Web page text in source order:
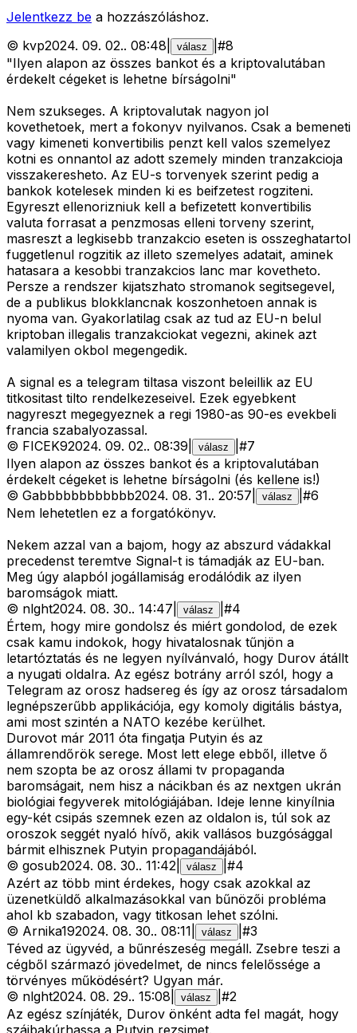
Jelentkezz be a hozzászóláshoz.
© kvp2024. 09. 02.. 08:48 válasz #8
"Ilyen alapon az összes bankot és a kriptovalutában
érdekelt cégeket is lehetne bírságolni"
Nem szukseges. A kriptovalutak nagyon jol
kovethetoek, mert a fokonyv nyilvanos. Csak a bemeneti
vagy kimeneti konvertibilis penzt kell valos szemelyez
kotni es onnantol az adott szemely minden tranzakcioja
visszakeresheto. Az EU-s torvenyek szerint pedig a
bankok kotelesek minden ki es beifzetest rogziteni.
Egyreszt ellenorizniuk kell a befizetett konvertibilis
valuta forrasat a penzmosas elleni torveny szerint,
masreszt a legkisebb tranzakcio eseten is osszeghatartol
fuggetlenul rogzitik az illeto szemelyes adatait, aminek
hatasara a kesobbi tranzakcios lanc mar kovetheto.
Persze a rendszer kijatszhato stromanok segitsegevel,
de a publikus blokklancnak koszonhetoen annak is
nyoma van. Gyakorlatilag csak az tud az EU-n belul
kriptoban illegalis tranzakciokat vegezni, akinek azt
valamilyen okbol megengedik.
A signal es a telegram tiltasa viszont beleillik az EU
titkositast tilto rendelkezeseivel. Ezek egyebkent
nagyreszt megegyeznek a regi 1980-as 90-es evekbeli
francia szabalyozassal.
© FICEK92024. 09. 02.. 08:39 válasz #7
Ilyen alapon az összes bankot és a kriptovalutában
érdekelt cégeket is lehetne bírságolni (és kellene is!)
© Gabbbbbbbbbbbb2024. 08. 31.. 20:57 válasz #6
Nem lehetetlen ez a forgatókönyv.
Nekem azzal van a bajom, hogy az abszurd vádakkal
precedenst teremtve Signal-t is támadják az EU-ban.
Meg úgy alapból jogállamiság erodálódik az ilyen
baromságok miatt.
© nlght2024. 08. 30.. 14:47 válasz #4
Értem, hogy mire gondolsz és miért gondolod, de ezek
csak kamu indokok, hogy hivatalosnak tűnjön a
letartóztatás és ne legyen nyílvánvaló, hogy Durov átállt
a nyugati oldalra. Az egész botrány arról szól, hogy a
Telegram az orosz hadsereg és így az orosz társadalom
legnépszerűbb applikációja, egy komoly digitális bástya,
ami most szintén a NATO kezébe kerülhet.
Durovot már 2011 óta fingatja Putyin és az
államrendőrök serege. Most lett elege ebből, illetve ő
nem szopta be az orosz állami tv propaganda
baromságait, nem hisz a nácikban és az nextgen ukrán
biológiai fegyverek mitológiájában. Ideje lenne kinyílnia
egy-két csipás szemnek ezen az oldalon is, túl sok az
oroszok seggét nyaló hívő, akik vallásos buzgósággal
bármit elhisznek Putyin propagandájából.
© gosub2024. 08. 30.. 11:42 válasz #4
Azért az több mint érdekes, hogy csak azokkal az
üzenetküldő alkalmazásokkal van bűnözői probléma
ahol kb szabadon, vagy titkosan lehet szólni.
© Arnika192024. 08. 30.. 08:11 válasz #3
Téved az ügyvéd, a bűnrészeség megáll. Zsebre teszi a
cégből származó jövedelmet, de nincs felelőssége a
törvényes működésért? Ugyan már.
© nlght2024. 08. 29.. 15:08 válasz #2
Az egész színjáték, Durov önként adta fel magát, hogy